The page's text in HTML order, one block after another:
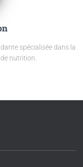
spécialisée dans la
nutrition.